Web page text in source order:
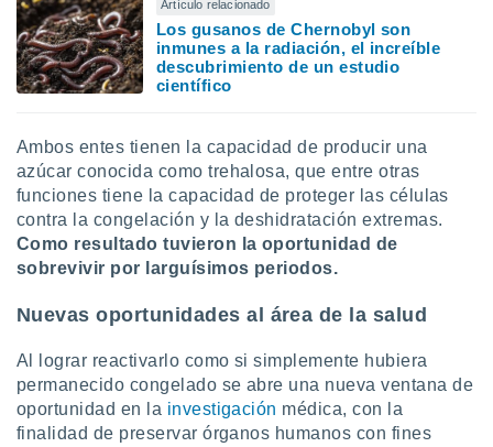
e
publicidad
de
Artículo relacionado
Los gusanos de Chernobyl son
inmunes a la radiación, el increíble
descubrimiento de un estudio
científico
Ambos entes tienen la capacidad de producir una
azúcar conocida como trehalosa, que entre otras
funciones tiene la capacidad de proteger las células
contra la congelación y la deshidratación extremas.
Como resultado tuvieron la oportunidad de
sobrevivir por larguísimos periodos.
Nuevas oportunidades al área de la salud
Al lograr reactivarlo como si simplemente hubiera
permanecido congelado se abre una nueva ventana de
oportunidad en la investigación médica, con la
finalidad de preservar órganos humanos con fines